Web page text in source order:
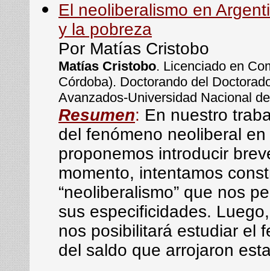
El neoliberalismo en
y la pobreza
Por Matías Cristobo
Matías Cristobo. Licenciado en
Córdoba). Doctorando del
Avanzados-Universidad Nacional
Resumen: En nuestro
del fenómeno neoliberal
proponemos introducir
momento, intentamos
“neoliberalismo” que nos
sus especificidades.
nos posibilitará estudiar el
del saldo que arrojaron